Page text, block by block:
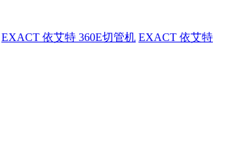
EXACT 依艾特 360E切管机 EXACT 依艾特